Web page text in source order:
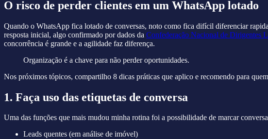
O risco de perder clientes em um WhatsApp lotado
Quando o WhatsApp fica lotado de conversas, noto como fica difícil diferenciar
resposta inicial, algo confirmado por dados da Confederação Nacional de Dirigentes
concorrência é grande e a agilidade faz diferença.
Organização é a chave para não perder oportunidades.
Nos próximos tópicos, compartilho 8 dicas práticas que aplico e recomendo para
1. Faça uso das etiquetas de conversa
Uma das funções que mais mudou minha rotina foi a possibilidade de marcar
Leads quentes (em análise de imóvel)